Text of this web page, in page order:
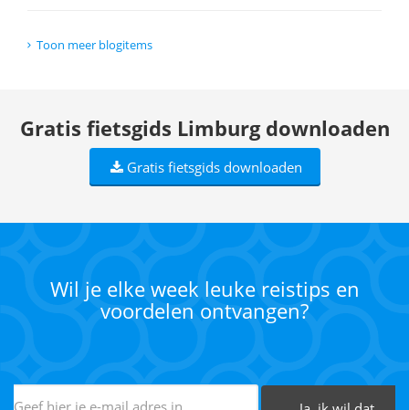
Toon meer blogitems
Gratis fietsgids Limburg downloaden
Gratis fietsgids downloaden
Wil je elke week leuke reistips en
voordelen ontvangen?